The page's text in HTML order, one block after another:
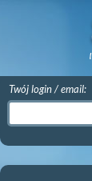
Twój login / email: